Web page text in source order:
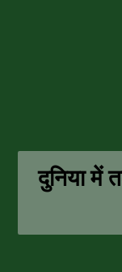
दुनिया में